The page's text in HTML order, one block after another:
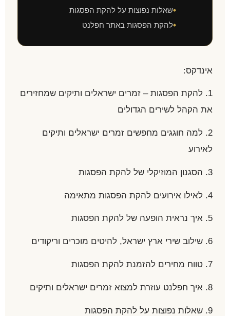
◆שאלות נפוצות על להקת הפסגות
◆להקת הפסגות באתר חפלנט
אינדקס:
1. להקת הפסגות – זמרים ישראלים ותיקים שמחזירים
את הקהל לשירים הגדולים
2. למה חוגגים מחפשים זמרים ישראלים ותיקים
לאירוע
3. הסגנון המוזיקלי של להקת הפסגות
4. לאילו אירועים להקת הפסגות מתאימה
5. איך נראית הופעה של להקת הפסגות
6. שילוב שירי ארץ ישראל, להיטים מוכרים וריקודים
7. טווח מחירים להזמנת להקת הפסגות
8. איך חפלנט עוזרת למצוא זמרים ישראלים ותיקים
9. שאלות נפוצות על להקת הפסגות